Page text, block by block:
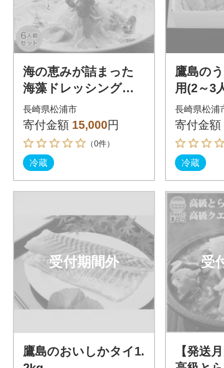
海の恵みが詰まった
海藻ドレッシングと
鯛のカルパッチョセ
ット6人前
長崎県松浦市
寄付金額 15,000円
（0件）
冷蔵
鷹島の
用(2～3
長崎県松浦
寄付金額
冷蔵
受付期間外
鷹島のおいしかタイ1.
受
【発送